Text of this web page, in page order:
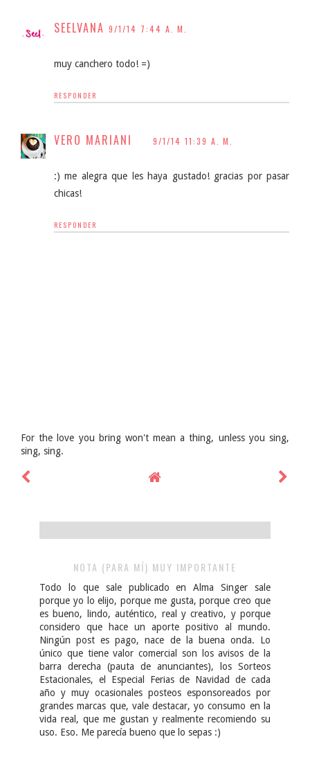
SEELVANA 9/1/14 7:44 A. M.
muy canchero todo! =)
RESPONDER
VERO MARIANI 9/1/14 11:39 A. M.
:) me alegra que les haya gustado! gracias por pasar
chicas!
RESPONDER
For the love you bring won't mean a thing, unless you sing,
sing, sing.
NOTA (PARA MÍ) MUY IMPORTANTE
Todo lo que sale publicado en Alma Singer sale
porque yo lo elijo, porque me gusta, porque creo que
es bueno, lindo, auténtico, real y creativo, y porque
considero que hace un aporte positivo al mundo.
Ningún post es pago, nace de la buena onda. Lo
único que tiene valor comercial son los avisos de la
barra derecha (pauta de anunciantes), los Sorteos
Estacionales, el Especial Ferias de Navidad de cada
año y muy ocasionales posteos esponsoreados por
grandes marcas que, vale destacar, yo consumo en la
vida real, que me gustan y realmente recomiendo su
uso. Eso. Me parecía bueno que lo sepas :)